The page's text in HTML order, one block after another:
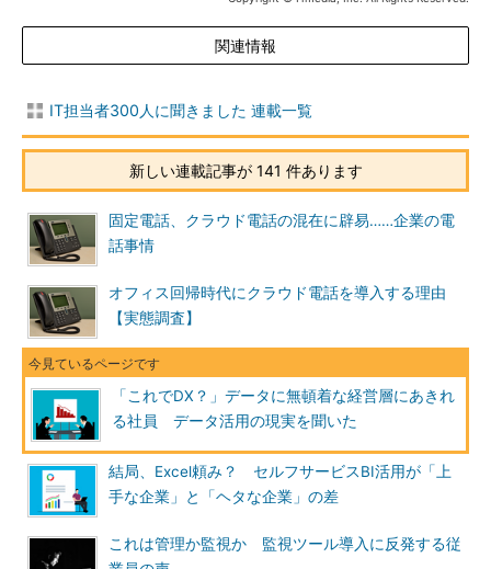
関連情報
IT担当者300人に聞きました 連載一覧
新しい連載記事が 141 件あります
固定電話、クラウド電話の混在に辟易……企業の電
話事情
オフィス回帰時代にクラウド電話を導入する理由
【実態調査】
「これでDX？」データに無頓着な経営層にあきれ
る社員 データ活用の現実を聞いた
結局、Excel頼み？ セルフサービスBI活用が「上
手な企業」と「ヘタな企業」の差
これは管理か監視か 監視ツール導入に反発する従